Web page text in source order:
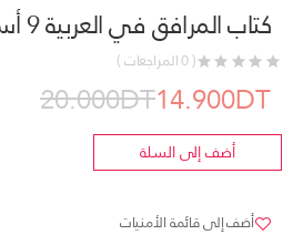
كتاب المرافق في العربية 9 أساسي
( 0 المراجعات )
14.900DT
20.000DT
أضف إلى السلة
أضف إلى قائمة الأمنيات